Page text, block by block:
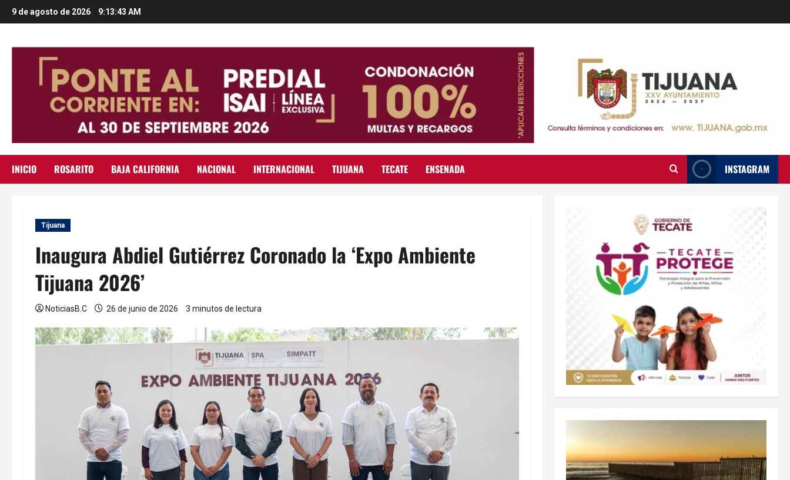
Saltar
al
9 de agosto de 2026 9:13:45 AM
INICIO ROSARITO BAJA CALIFORNIA NACIONAL INTERNACIONAL TIJUANA TECATE ENSENADA INSTAGRAM
Tijuana
Inaugura Abdiel Gutiérrez Coronado la ‘Expo Ambiente
Tijuana 2026’
NoticiasB.C 26 de junio de 2026 3 minutos de lectura